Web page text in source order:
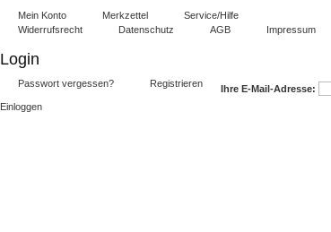
Mein Konto Merkzettel Service/Hilfe
Widerrufsrecht
Datenschutz AGB Impressum
Login
Ihre E-Mail-Adresse:
Passwort vergessen? Registrieren
Einloggen